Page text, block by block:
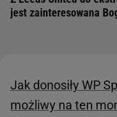
jest zainteresowana
Jak donosiły WP
możliwy na ten